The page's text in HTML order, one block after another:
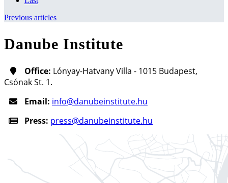
Previous articles
Danube Institute
Office: Lónyay-Hatvany Villa - 1015 Budapest,
Csónak St. 1.
Email: info@danubeinstitute.hu
Press: press@danubeinstitute.hu